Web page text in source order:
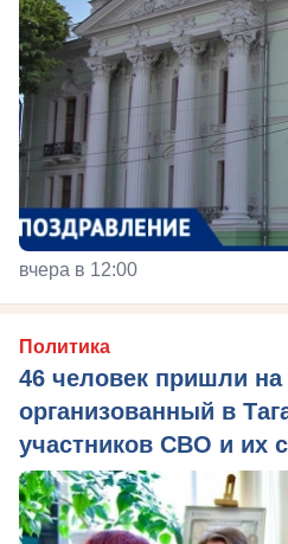
вчера в 12:00
Политика
46 человек пришли
организованный в
участников СВО и их